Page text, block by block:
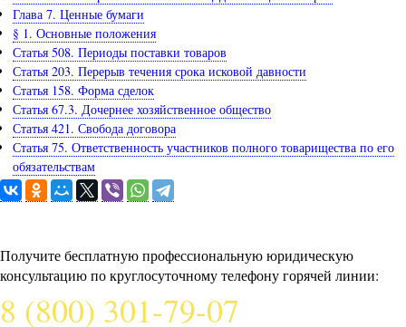
Глава 7. Ценные бумаги
§ 1. Основные положения
Статья 508. Периоды поставки товаров
Статья 203. Перерыв течения срока исковой давности
Статья 158. Форма сделок
Статья 67.3. Дочернее хозяйственное общество
Статья 421. Свобода договора
Статья 75. Ответственность участников полного товарищества по его
обязательствам
Получите бесплатную профессиональную юридическую
консультацию по круглосуточному телефону горячей линии:
8 (800) 301-79-07